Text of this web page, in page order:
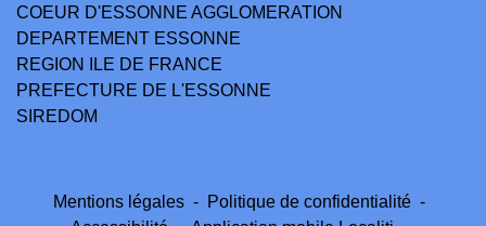
COEUR D'ESSONNE AGGLOMERATION
DEPARTEMENT ESSONNE
REGION ILE DE FRANCE
PREFECTURE DE L'ESSONNE
SIREDOM
Mentions légales - Politique de confidentialité -